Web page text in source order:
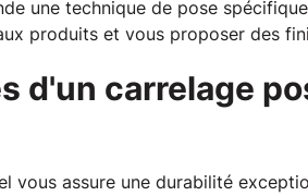
une technique de pose
produits et vous proposer des
d'un carrelage
vous assure une durabilité